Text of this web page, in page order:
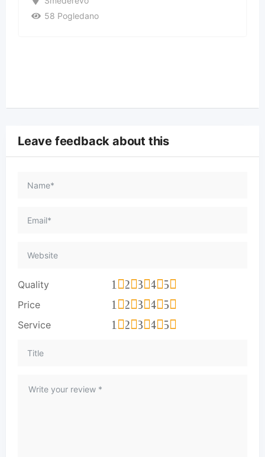
58 Pogledano
Leave feedback about this
Quality 5
4
3
2
1
Price 5
4
3
2
1
Service 5
4
3
2
1